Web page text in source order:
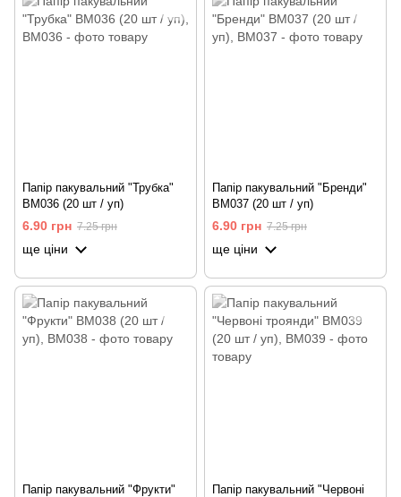
Папір пакувальний "Трубка"
BM036 (20 шт / уп)
6.90 грн 7.25 грн
ще ціни
Папір пакувальний "Бренди"
BM037 (20 шт / уп)
6.90 грн 7.25 грн
ще ціни
Папір пакувальний "Фрукти"
Папір пакувальний "Червоні